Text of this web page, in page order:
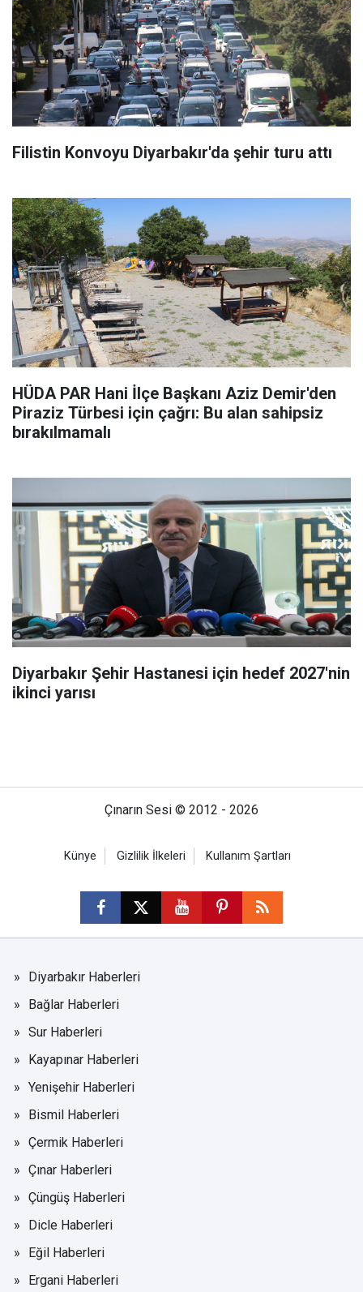
Filistin Konvoyu Diyarbakır'da şehir turu attı
HÜDA PAR Hani İlçe Başkanı Aziz Demir'den
Piraziz Türbesi için çağrı: Bu alan sahipsiz
bırakılmamalı
Diyarbakır Şehir Hastanesi için hedef 2027'nin
ikinci yarısı
Çınarın Sesi © 2012 - 2026
Künye Gizlilik İlkeleri Kullanım Şartları
Diyarbakır Haberleri
Bağlar Haberleri
Sur Haberleri
Kayapınar Haberleri
Yenişehir Haberleri
Bismil Haberleri
Çermik Haberleri
Çınar Haberleri
Çüngüş Haberleri
Dicle Haberleri
Eğil Haberleri
Ergani Haberleri